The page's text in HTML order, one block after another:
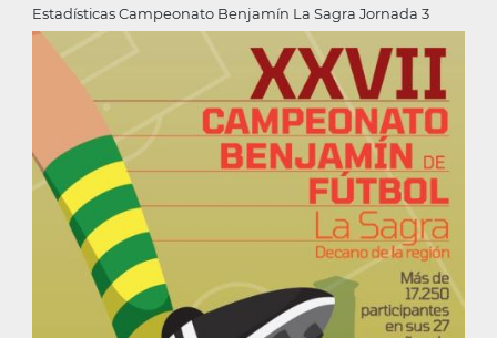
Estadísticas Campeonato Benjamín La Sagra Jornada 3